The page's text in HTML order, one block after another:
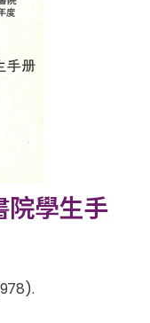
院學生手